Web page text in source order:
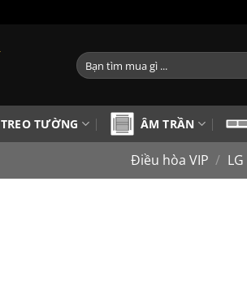
Tìm
kiếm:
TREO TƯỜNG ÂM TRẦN
Điều hòa VIP / LG